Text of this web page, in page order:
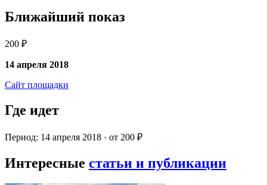
Ближайший показ
200 ₽
14 апреля 2018
Сайт площадки
Где идет
Период: 14 апреля 2018 · от 200 ₽
Интересные статьи и публикации